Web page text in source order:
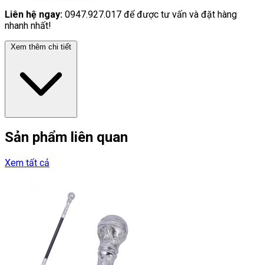
Liên hệ ngay: 0947.927.017 để được tư vấn và đặt hàng
nhanh nhất!
Xem thêm chi tiết
Sản phẩm liên quan
Xem tất cả